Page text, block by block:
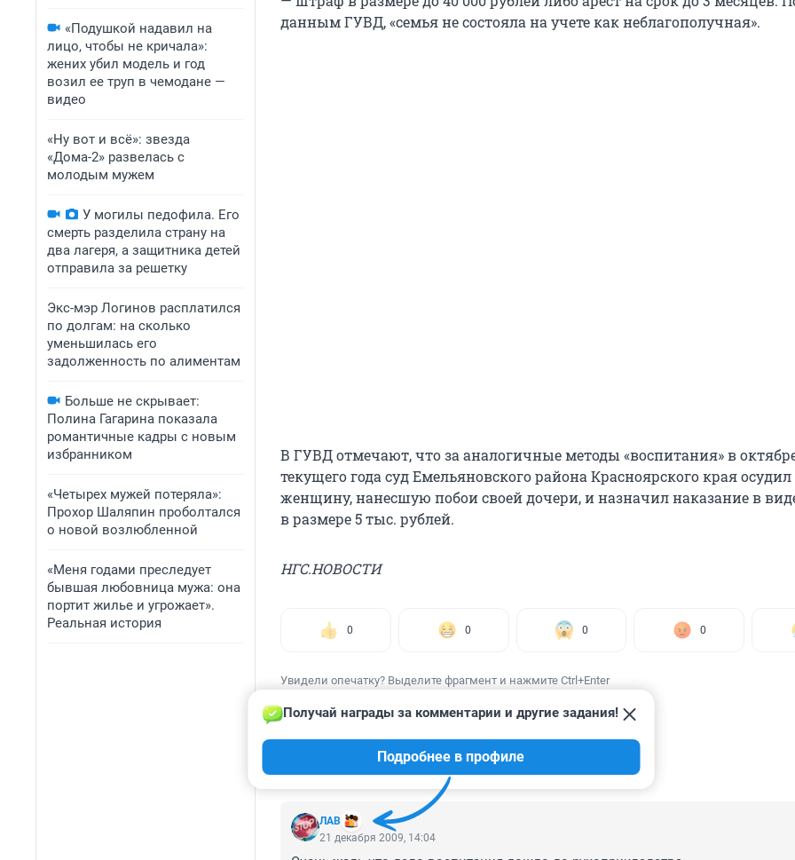
«Подушкой надавил на
лицо, чтобы не кричала»:
жених убил модель и год
возил ее труп в чемодане —
видео
«Ну вот и всё»: звезда
«Дома-2» развелась с
молодым мужем
У могилы педофила. Его
смерть разделила страну на
два лагеря, а защитника детей
отправила за решетку
Экс-мэр Логинов расплатился
по долгам: на сколько
уменьшилась его
задолженность по алиментам
Больше не скрывает:
Полина Гагарина показала
романтичные кадры с новым
избранником
«Четырех мужей потеряла»:
Прохор Шаляпин проболтался
о новой возлюбленной
«Меня годами преследует
бывшая любовница мужа: она
портит жилье и угрожает».
Реальная история
данным ГУВД, «семья не состояла на учете как неблагополучная».
В ГУВД отмечают, что за аналогичные методы «воспитания» в
текущего года суд Емельяновского района Красноярского края осудил
женщину, нанесшую побои своей дочери, и назначил наказание в
в размере 5 тыс. рублей.
НГС.НОВОСТИ
0 0 0 0
Увидели опечатку? Выделите фрагмент и нажмите Ctrl+Enter
КОММЕНТАРИИ 101
ЛAВ
Получай награды за комментарии и другие задания!
Подробнее в профиле
21 декабря 2009, 14:04